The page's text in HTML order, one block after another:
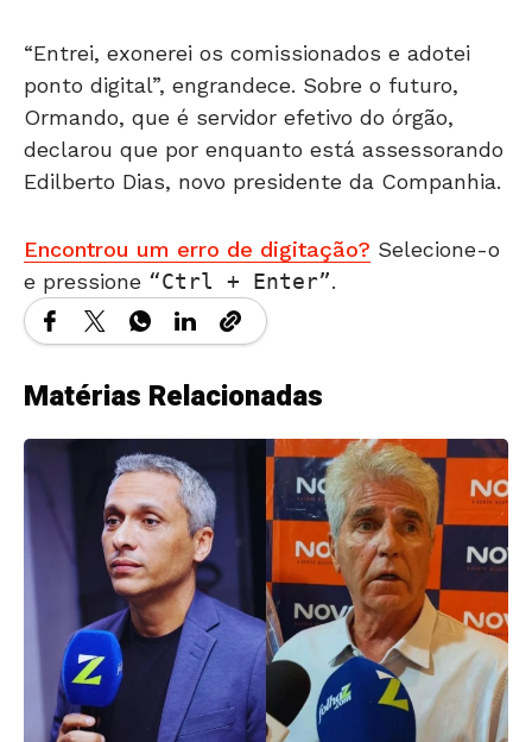
“Entrei, exonerei os comissionados e adotei
ponto digital”, engrandece. Sobre o futuro,
Ormando, que é servidor efetivo do órgão,
declarou que por enquanto está assessorando
Edilberto Dias, novo presidente da Companhia.
Encontrou um erro de digitação? Selecione-o
e pressione
Ctrl + Enter .
Matérias Relacionadas